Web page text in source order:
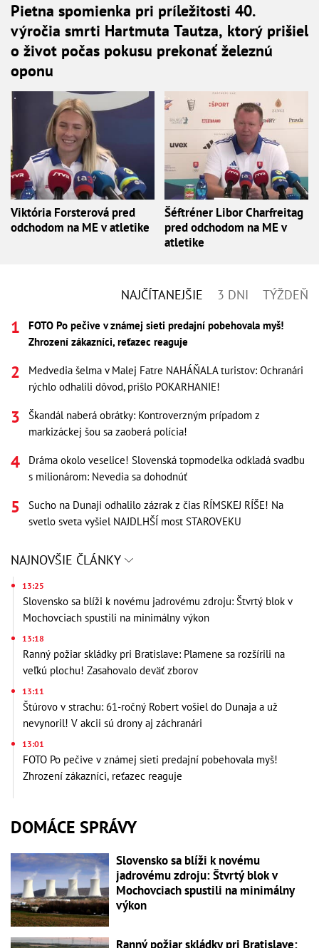
Pietna spomienka pri príležitosti 40.
výročia smrti Hartmuta Tautza, ktorý prišiel
o život počas pokusu prekonať železnú
oponu
Viktória Forsterová pred
odchodom na ME v atletike
Šéftréner Libor Charfreitag
pred odchodom na ME v
atletike
NAJČÍTANEJŠIE 3 DNI TÝŽDEŇ
FOTO Po pečive v známej sieti predajní pobehovala myš!
Zhrození zákazníci, reťazec reaguje
Medvedia šelma v Malej Fatre NAHÁŇALA turistov: Ochranári
rýchlo odhalili dôvod, prišlo POKARHANIE!
Škandál naberá obrátky: Kontroverzným prípadom z
markizáckej šou sa zaoberá polícia!
Dráma okolo veselice! Slovenská topmodelka odkladá svadbu
s milionárom: Nevedia sa dohodnúť
Sucho na Dunaji odhalilo zázrak z čias RÍMSKEJ RÍŠE! Na
svetlo sveta vyšiel NAJDLHŠÍ most STAROVEKU
NAJNOVŠIE ČLÁNKY
13:25
Slovensko sa blíži k novému jadrovému zdroju: Štvrtý blok v
Mochovciach spustili na minimálny výkon
13:18
Ranný požiar skládky pri Bratislave: Plamene sa rozšírili na
veľkú plochu! Zasahovalo deväť zborov
13:11
Štúrovo v strachu: 61-ročný Robert vošiel do Dunaja a už
nevynoril! V akcii sú drony aj záchranári
13:01
FOTO Po pečive v známej sieti predajní pobehovala myš!
Zhrození zákazníci, reťazec reaguje
DOMÁCE SPRÁVY
Slovensko sa blíži k novému
jadrovému zdroju: Štvrtý blok v
Mochovciach spustili na minimálny
výkon
Ranný požiar skládky pri Bratislave: